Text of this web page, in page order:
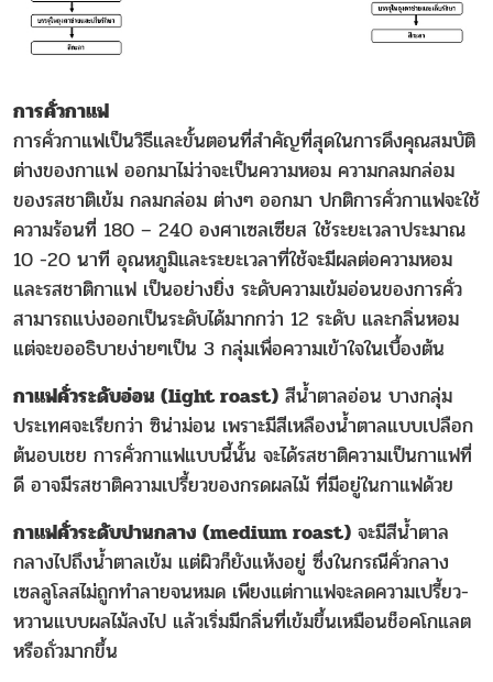
การคั่วกาแฟ
การคั่วกาแฟเป็นวิธีและขั้นตอนที่สำคัญที่สุดในการดึงคุณสมบัติ
ต่างของกาแฟ ออกมาไม่ว่าจะเป็นความหอม ความกลมกล่อม
ของรสชาติเข้ม กลมกล่อม ต่างๆ ออกมา ปกติการคั่วกาแฟจะใช้
ความร้อนที่ 180 – 240 องศาเซลเซียส ใช้ระยะเวลาประมาณ
10 -20 นาที อุณหภูมิและระยะเวลาที่ใช้จะมีผลต่อความหอม
และรสชาติกาแฟ เป็นอย่างยิ่ง ระดับความเข้มอ่อนของการคั่ว
สามารถแบ่งออกเป็นระดับได้มากกว่า 12 ระดับ และกลิ่นหอม
แต่จะขออธิบายง่ายๆเป็น 3 กลุ่มเพื่อความเข้าใจในเบื้องต้น
กาแฟคั่วระดับอ่อน (light roast) สีน้ำตาลอ่อน บางกลุ่ม
ประเทศจะเรียกว่า ซิน่าม่อน เพราะมีสีเหลืองน้ำตาลแบบเปลือก
ต้นอบเชย การคั่วกาแฟแบบนี้นั้น จะได้รสชาติความเป็นกาแฟที่
ดี อาจมีรสชาติความเปรี้ยวของกรดผลไม้ ที่มีอยู่ในกาแฟด้วย
กาแฟคั่วระดับปานกลาง (medium roast) จะมีสีน้ำตาล
กลางไปถึงน้ำตาลเข้ม แต่ผิวก็ยังแห้งอยู่ ซึ่งในกรณีคั่วกลาง
เซลลูโลสไม่ถูกทำลายจนหมด เพียงแต่กาแฟจะลดความเปรี้ยว-
หวานแบบผลไม้ลงไป แล้วเริ่มมีกลิ่นที่เข้มขึ้นเหมือนช็อคโกแลต
หรือถั่วมากขึ้น